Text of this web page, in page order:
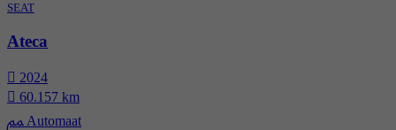
SEAT
Ateca
2024
60.157 km
Automaat